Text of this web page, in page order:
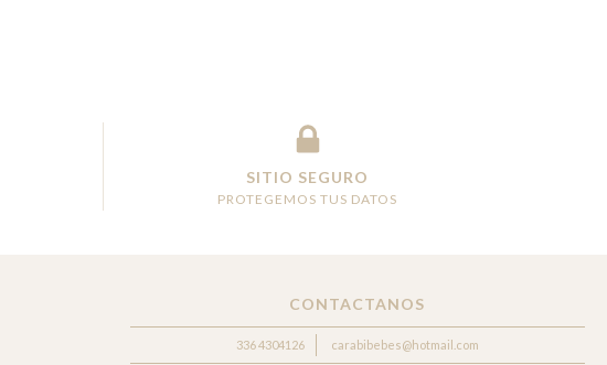
SITIO SEGURO
PROTEGEMOS TUS DATOS
CONTACTANOS
336 4304126 carabibebes@hotmail.com